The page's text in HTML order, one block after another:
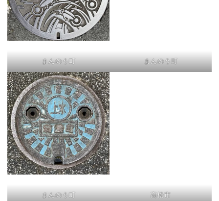
まんのう町 まんのう町
まんのう町 高松市